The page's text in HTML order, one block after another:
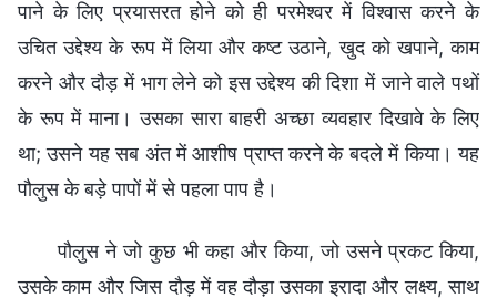
पाने के लिए प्रयासरत होने को ही परमेश्वर में विश्वास करने के
उचित उद्देश्य के रूप में लिया और कष्ट उठाने, खुद को खपाने, काम
करने और दौड़ में भाग लेने को इस उद्देश्य की दिशा में जाने वाले पथों
के रूप में माना। उसका सारा बाहरी अच्छा व्यवहार दिखावे के लिए
था; उसने यह सब अंत में आशीष प्राप्त करने के बदले में किया। यह
पौलुस के बड़े पापों में से पहला पाप है।
पौलुस ने जो कुछ भी कहा और किया, जो उसने प्रकट किया,
उसके काम और जिस दौड़ में वह दौड़ा उसका इरादा और लक्ष्य, साथ